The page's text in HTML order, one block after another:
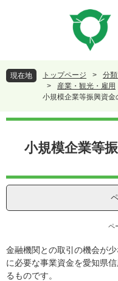
頭
で
飛
ば
本
現在地 トップページ > 分
>
産業・観光・雇用
小規模企業等振興資金
本
小規模企業等
ペ
金融機関との取引の機会が
に必要な事業資金を愛知県
るものです。